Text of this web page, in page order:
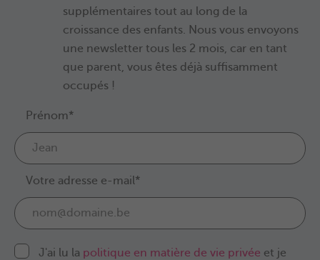
supplémentaires tout au long de la
croissance des enfants. Nous vous envoyons
une newsletter tous les 2 mois, car en tant
que parent, vous êtes déjà suffisamment
occupés !
Prénom*
Votre adresse e-mail*
J'ai lu la politique en matière de vie privée et je